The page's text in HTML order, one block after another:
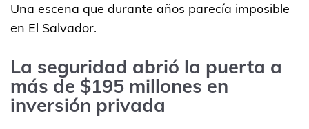
Una escena que durante años parecía imposible
en El Salvador.
La seguridad abrió la puerta a
más de $195 millones en
inversión privada